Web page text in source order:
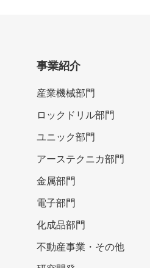
事業紹介
産業機械部門
ロックドリル部門
ユニック部門
アーステクニカ部門
金属部門
電子部門
化成品部門
不動産事業・その他